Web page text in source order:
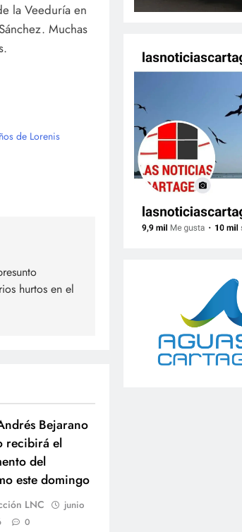
la Veeduría en
Muchas
de Lorenis
hurtos en el
Bejarano
recibirá el
del
este domingo
LNC
junio
0